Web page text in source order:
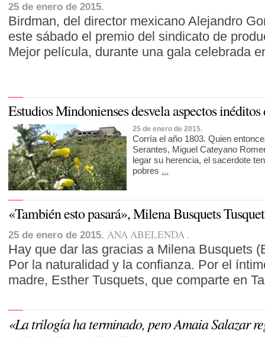
25 de enero de 2015.
Birdman, del director mexicano Alejandro
este sábado el premio del sindicato de
Mejor película, durante una gala celebrada
Estudios Mindonienses desvela aspectos
25 de enero de 2015.
Corría el año 1803. Quien
Serantes, Miguel Cateyano
legar su herencia, el sacerdote
pobres ...
«También esto pasará», Milena Busquets
25 de enero de 2015. ANA ABELENDA
Hay que dar las gracias a Milena Busquets
Por la naturalidad y la confianza. Por el
madre, Esther Tusquets, que comparte en
«La trilogía ha terminado, pero Amaia Salazar